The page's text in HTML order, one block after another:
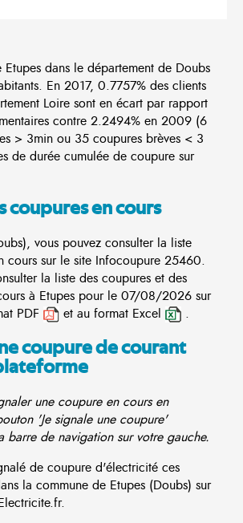
Etupes dans le département de Doubs
En 2017, 0.7757% des clients
Loire sont en écart par rapport
contre 2.2494% en 2009 (6
> 3min ou 35 coupures brèves < 3
de durée cumulée de coupure sur
coupures en cours
vous pouvez consulter la liste
cours sur le site Infocoupure 25460.
la liste des coupures et des
à Etupes pour le 07/08/2026 sur
PDF
et au format Excel .
coupure de courant
une coupure en cours en
'Je signale une coupure'
barre de navigation sur votre gauche.
de coupure d'électricité ces
la commune de Etupes (Doubs) sur